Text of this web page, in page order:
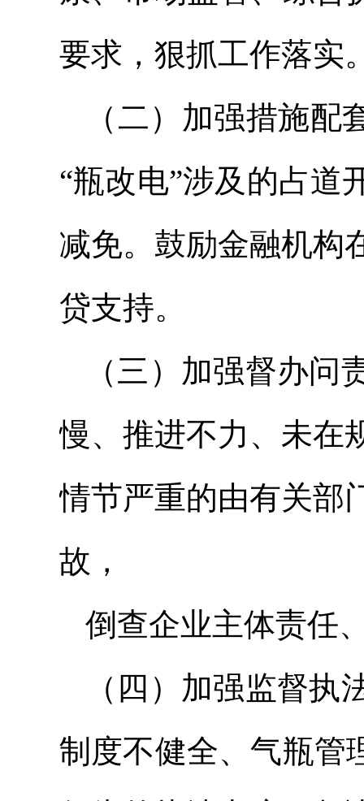
要求，狠抓工作落实
（二）加强措施
“瓶改电”涉及的占道
减免。鼓励金融机构
贷支持。
（三）加强督办
慢、推进不力、未在
情节严重的由有关部
故，
倒查企业主体责任
（四）加强监督
制度不健全、气瓶管